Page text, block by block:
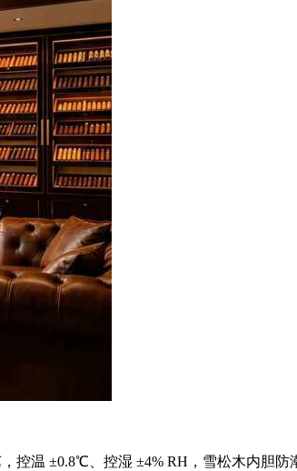
控温 ±0.8℃、控湿 ±4% RH，雪松木内胆